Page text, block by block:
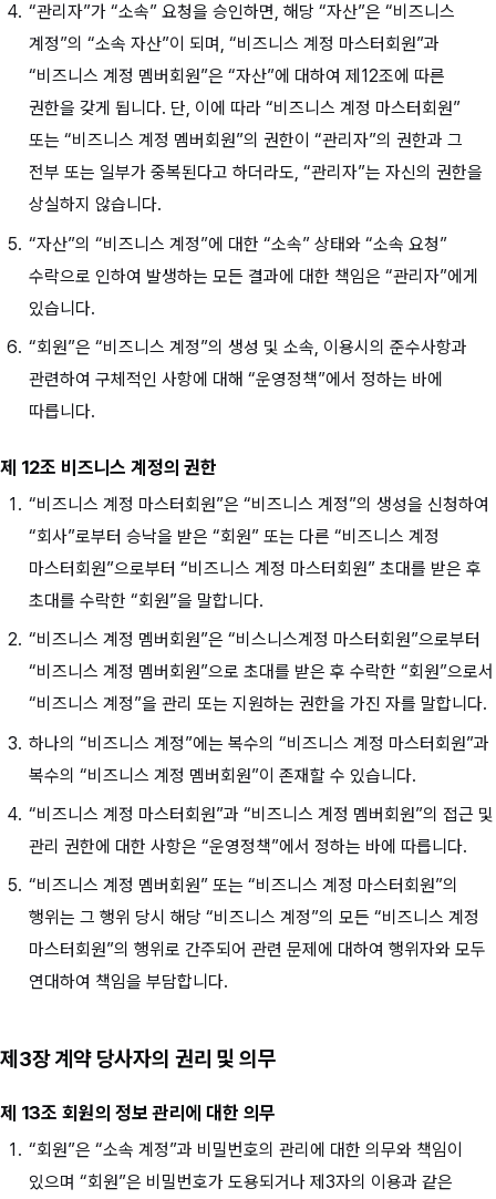
“관리자”가 “소속” 요청을 승인하면, 해당 “자산”은 “비즈니스
계정”의 “소속 자산”이 되며, “비즈니스 계정 마스터회원”과
“비즈니스 계정 멤버회원”은 “자산”에 대하여 제12조에 따른
권한을 갖게 됩니다. 단, 이에 따라 “비즈니스 계정 마스터회원”
또는 “비즈니스 계정 멤버회원”의 권한이 “관리자”의 권한과 그
전부 또는 일부가 중복된다고 하더라도, “관리자”는 자신의 권한을
상실하지 않습니다.
“자산”의 “비즈니스 계정”에 대한 “소속” 상태와 “소속 요청”
수락으로 인하여 발생하는 모든 결과에 대한 책임은 “관리자”에게
있습니다.
“회원”은 “비즈니스 계정”의 생성 및 소속, 이용시의 준수사항과
관련하여 구체적인 사항에 대해 “운영정책”에서 정하는 바에
따릅니다.
제 12조 비즈니스 계정의 권한
“비즈니스 계정 마스터회원”은 “비즈니스 계정”의 생성을 신청하여
“회사”로부터 승낙을 받은 “회원” 또는 다른 “비즈니스 계정
마스터회원”으로부터 “비즈니스 계정 마스터회원” 초대를 받은 후
초대를 수락한 “회원”을 말합니다.
“비즈니스 계정 멤버회원”은 “비스니스계정 마스터회원”으로부터
“비즈니스 계정 멤버회원”으로 초대를 받은 후 수락한 “회원”으로서
“비즈니스 계정”을 관리 또는 지원하는 권한을 가진 자를 말합니다.
하나의 “비즈니스 계정”에는 복수의 “비즈니스 계정 마스터회원”과
복수의 “비즈니스 계정 멤버회원”이 존재할 수 있습니다.
“비즈니스 계정 마스터회원”과 “비즈니스 계정 멤버회원”의 접근 및
관리 권한에 대한 사항은 “운영정책”에서 정하는 바에 따릅니다.
“비즈니스 계정 멤버회원” 또는 “비즈니스 계정 마스터회원”의
행위는 그 행위 당시 해당 “비즈니스 계정”의 모든 “비즈니스 계정
마스터회원”의 행위로 간주되어 관련 문제에 대하여 행위자와 모두
연대하여 책임을 부담합니다.
제3장 계약 당사자의 권리 및 의무
제 13조 회원의 정보 관리에 대한 의무
“회원”은 “소속 계정”과 비밀번호의 관리에 대한 의무와 책임이
있으며 “회원”은 비밀번호가 도용되거나 제3자의 이용과 같은